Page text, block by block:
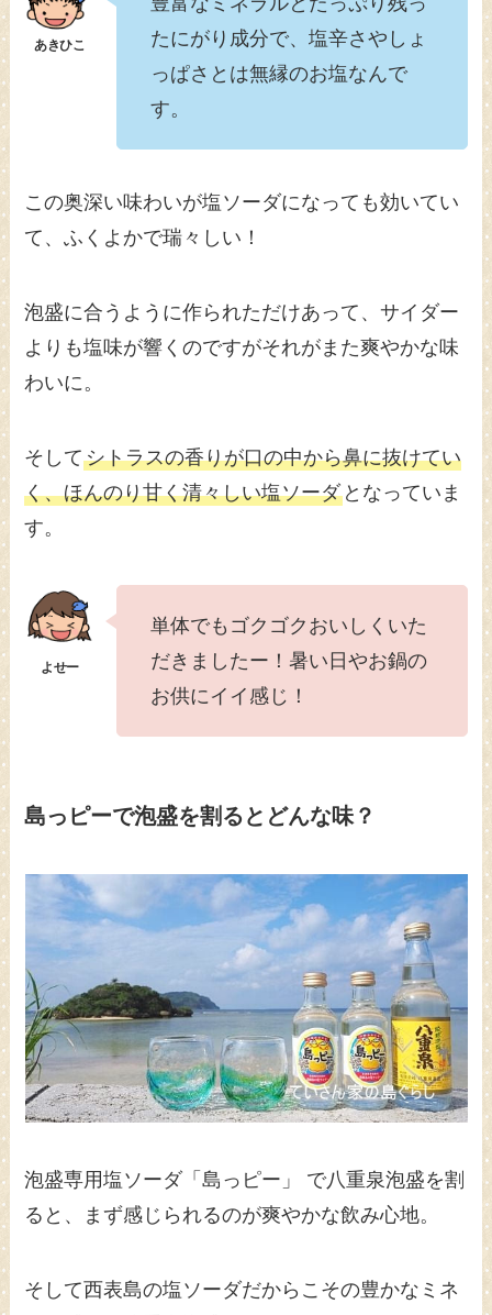
たにがり成分で、塩辛さやしょ
っぱさとは無縁のお塩なんで
す。
この奥深い味わいが塩ソーダになっても効いてい
て、ふくよかで瑞々しい！
泡盛に合うように作られただけあって、サイダー
よりも塩味が響くのですがそれがまた爽やかな味
わいに。
そしてシトラスの香りが口の中から鼻に抜けてい
く、ほんのり甘く清々しい塩ソーダ となっていま
す。
単体でもゴクゴクおいしくいた
だきましたー！暑い日やお鍋の
お供にイイ感じ！
島っピーで泡盛を割るとどんな味？
泡盛専用塩ソーダ「島っピー」 で八重泉泡盛を割
ると、まず感じられるのが爽やかな飲み心地。
そして西表島の塩ソーダだからこその豊かなミネ